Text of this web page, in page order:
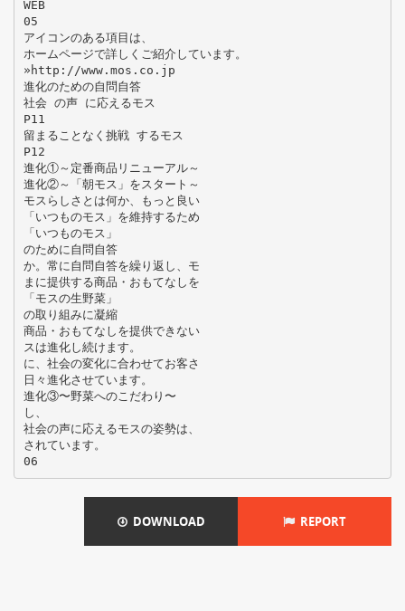
WEB
05
アイコンのある項目は、
ホームページで詳しくご紹介しています。
»http://www.mos.co.jp
進化のための自問自答
社会 の声 に応えるモス
P11
留まることなく挑戦 するモス
P12
進化①～定番商品リニューアル～
進化②～「朝モス」をスタート～
モスらしさとは何か、もっと良い
「いつものモス」を維持するため
「いつものモス」
のために自問自答
か。常に自問自答を繰り返し、モ
まに提供する商品・おもてなしを
「モスの生野菜」
の取り組みに凝縮
商品・おもてなしを提供できない
スは進化し続けます。
に、社会の変化に合わせてお客さ
日々進化させています。
進化③〜野菜へのこだわり〜
し、
社会の声に応えるモスの姿勢は、
されています。
DOWNLOAD REPORT